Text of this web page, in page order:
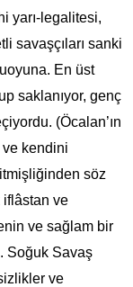
yarı-legalitesi,
savaşçıları sanki
En üst
saklanıyor, genç
(Öcalan’ın
ve kendini
söz
iflâstan ve
ve sağlam bir
Soğuk Savaş
ve